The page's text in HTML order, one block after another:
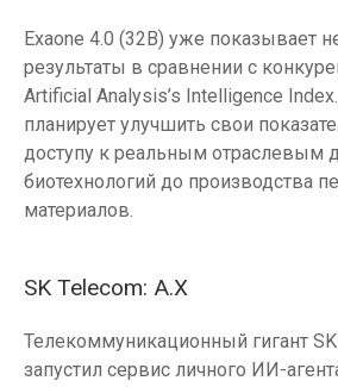
Exaone 4.0 (32B) уже показывает
результаты в сравнении с
Artificial Analysis’s Intelligence
планирует улучшить свои
доступу к реальным отраслевым
биотехнологий до производства
материалов.
SK Telecom: A.X
Телекоммуникационный гигант
запустил сервис личного ИИ-